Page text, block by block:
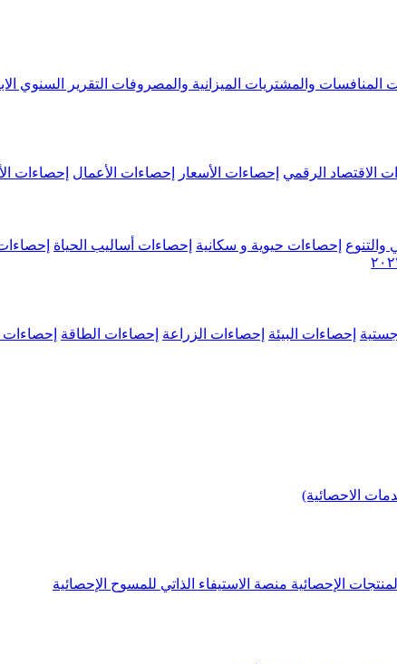
المنافسات والمشتريات الميزانية والمصروفات التقرير السنوي
الاقتصاد الرقمي إحصاءات الأسعار إحصاءات الأعمال إحصاءات
والتنوع إحصاءات حيوية و سكانية إحصاءات أساليب الحياة
إحصاءات البيئة إحصاءات الزراعة إحصاءات الطاقة إحصاءات
الاحصائية)
الإحصائية منصة الاستيفاء الذاتي للمسوح الإحصائية